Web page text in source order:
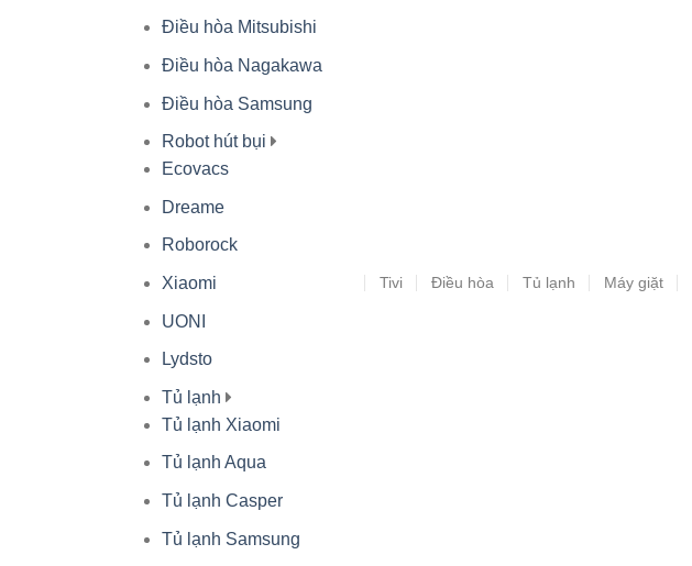
Điều hòa Mitsubishi
Điều hòa Nagakawa
Điều hòa Samsung
Robot hút bụi
Ecovacs
Dreame
Roborock
Xiaomi
UONI
Lydsto
Tủ lạnh
Tủ lạnh Xiaomi
Tủ lạnh Aqua
Tủ lạnh Casper
Tủ lạnh Samsung
Tivi Điều hòa Tủ lạnh Máy giặt